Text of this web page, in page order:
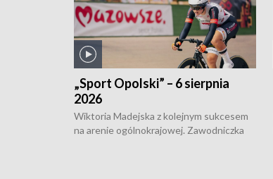
„Sport Opolski” – 6 sierpnia
2026
Wiktoria Madejska z kolejnym sukcesem
na arenie ogólnokrajowej. Zawodniczka